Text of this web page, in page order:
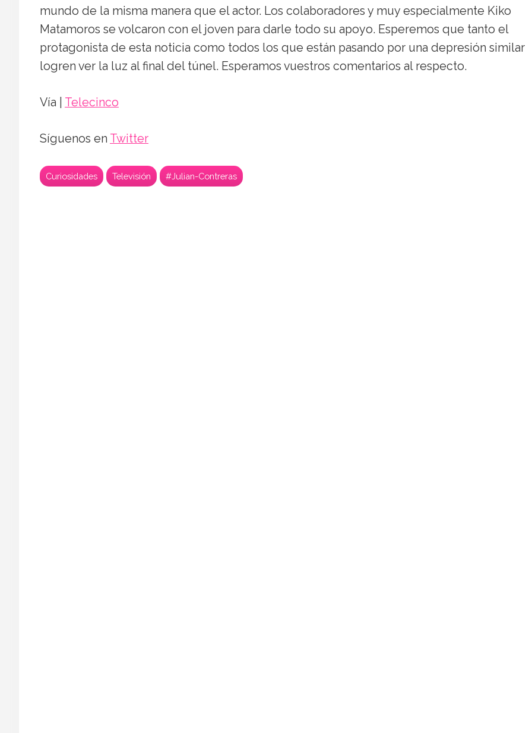
mundo de la misma manera que el actor. Los colaboradores y muy especialmente Kiko
Matamoros se volcaron con el joven para darle todo su apoyo. Esperemos que tanto el
protagonista de esta noticia como todos los que están pasando por una depresión similar
logren ver la luz al final del túnel. Esperamos vuestros comentarios al respecto.
Vía | Telecinco
Síguenos en Twitter
Curiosidades Televisión #Julian-Contreras